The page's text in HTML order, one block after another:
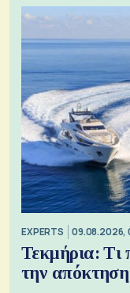
EXPERTS 09.08.2026,
Τεκμήρια: Τι
την